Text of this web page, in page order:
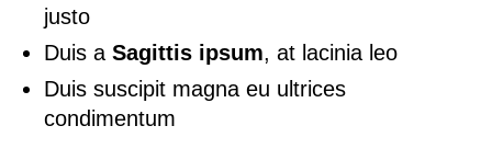
justo
Duis a Sagittis ipsum, at lacinia leo
Duis suscipit magna eu ultrices
condimentum